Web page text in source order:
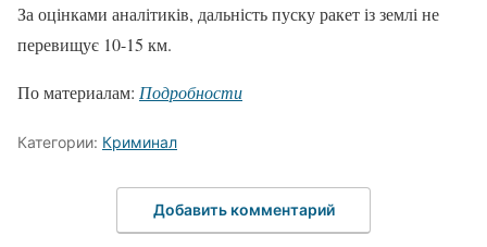
За оцінками аналітиків, дальність пуску ракет із землі не
перевищує 10-15 км.
По материалам: Подробности
Категории: Криминал
Добавить комментарий